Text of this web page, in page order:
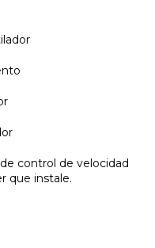
control de velocidad
que instale.